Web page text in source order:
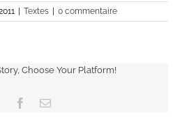
Textes 0 commentaire
Choose Your Platform!
Facebook
Email